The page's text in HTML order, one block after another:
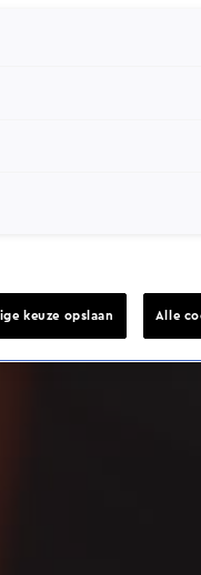
op je huidige locatie
keuze opslaan Alle